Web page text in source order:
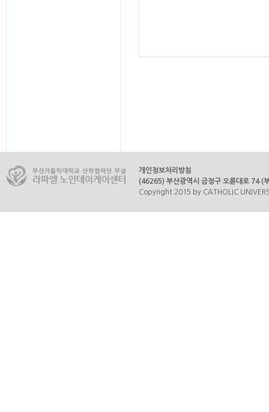
개인정보처리방침
(46265) 부산광역시 금정구 오륜대로 74
Copyright 2015 by CATHOLIC